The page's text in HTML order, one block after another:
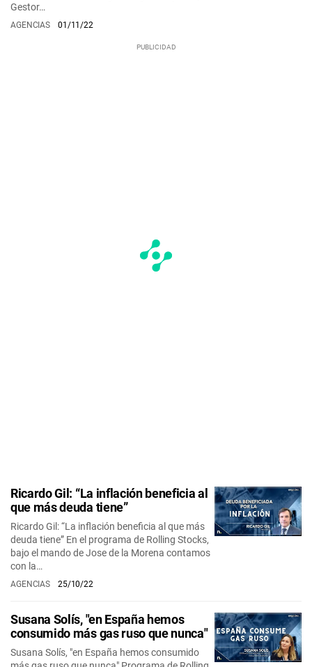
Gestor…
AGENCIAS 01/11/22
Ricardo Gil: “La inflación beneficia al
que más deuda tiene”
Ricardo Gil: “La inflación beneficia al que más
deuda tiene” En el programa de Rolling Stocks,
bajo el mando de Jose de la Morena contamos
con la…
AGENCIAS 25/10/22
Susana Solís, "en España hemos
consumido más gas ruso que nunca"
Susana Solís, "en España hemos consumido